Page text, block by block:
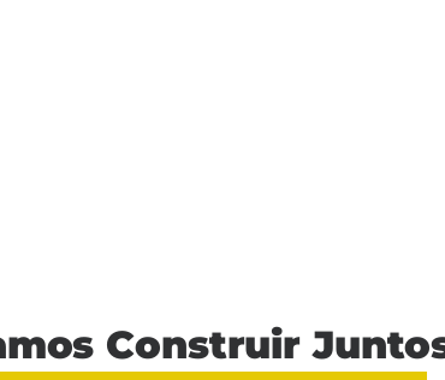
Construir